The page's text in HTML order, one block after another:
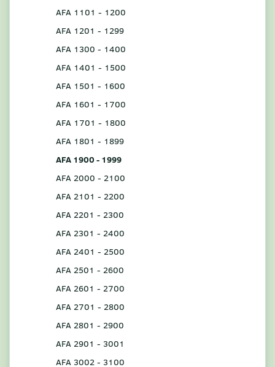
AFA 1101 - 1200
AFA 1201 - 1299
AFA 1300 - 1400
AFA 1401 - 1500
AFA 1501 - 1600
AFA 1601 - 1700
AFA 1701 - 1800
AFA 1801 - 1899
AFA 1900 - 1999
AFA 2000 - 2100
AFA 2101 - 2200
AFA 2201 - 2300
AFA 2301 - 2400
AFA 2401 - 2500
AFA 2501 - 2600
AFA 2601 - 2700
AFA 2701 - 2800
AFA 2801 - 2900
AFA 2901 - 3001
AFA 3002 - 3100